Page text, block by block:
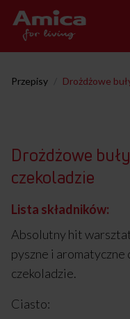
Przepisy Drożdżowe
Drożdżowe
czekoladzie
Lista składników:
Absolutny hit
pyszne i aromatyczne
czekoladzie.
Ciasto: